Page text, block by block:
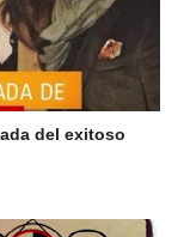
del exitoso